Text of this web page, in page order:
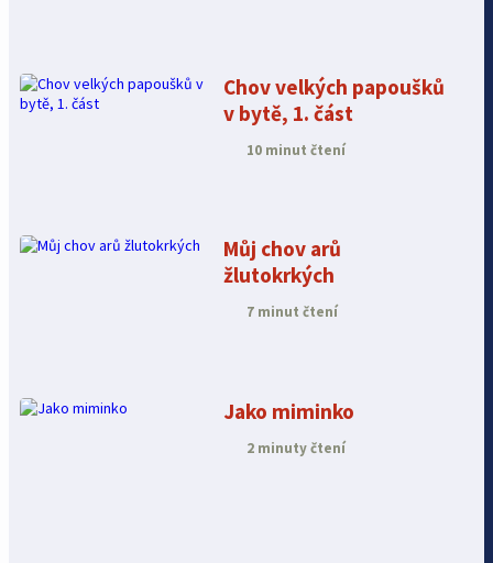
Chov velkých papoušků
v bytě, 1. část
10 minut čtení
Můj chov arů
žlutokrkých
7 minut čtení
Jako miminko
2 minuty čtení